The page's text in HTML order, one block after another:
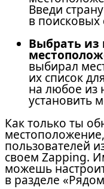
Введи
в поисковых
Выбрать из
выбирал
их список
на любое из
установить
Как только ты
пользователей
своем Zapping.
можешь
в разделе